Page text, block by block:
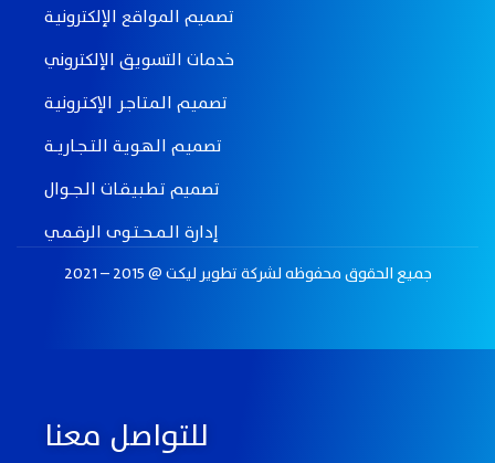
تصميم المواقع الإلكترونيـة
خدمات التسويق الإلكتروني
تصميـم الـمـتـاجـر الإكـتـرونيـة
تصميـم الـهـويـة الـتـــجــاريـــة
تصميم تـطـبـيـقــات الــجـــوال
إدارة الــمـــحـــتــوى الرقــمــي
جميع الحقوق محفوظه لـشركة تطوير ليكت @ 2015 – 2021
للتواصل معنا